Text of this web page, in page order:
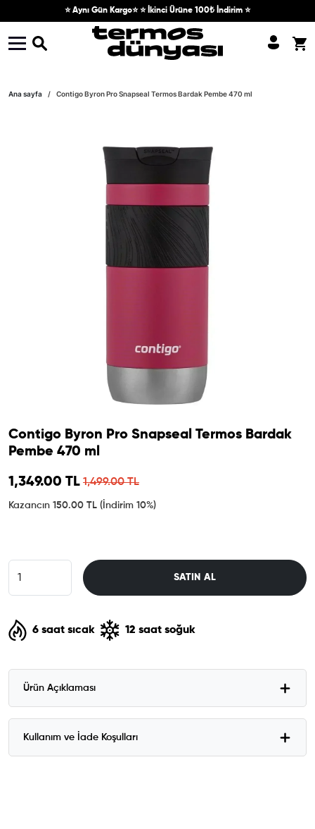
Skip to content⭐ Aynı Gün Kargo⭐ ⭐ İkinci Ürüne 100₺ İndirim ⭐
Ana sayfa Contigo Byron Pro Snapseal Termos Bardak Pembe 470 ml
Contigo Byron Pro Snapseal Termos Bardak
Pembe 470 ml
Sale price
1,349.00 TL Regular price
1,499.00 TL
Kazancın 150.00 TL (İndirim 10%)
SATIN AL
6 saat sıcak 12 saat soğuk
Ürün Açıklaması
Kullanım ve İade Koşulları